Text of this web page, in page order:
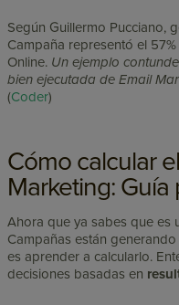
Según Guillermo Pucciano,
Campaña representó el
Online. Un ejemplo
bien ejecutada de Email
(Coder)
Cómo calcular
Marketing: Guía
Ahora que ya sabes que es
Campañas están
es aprender a calcularlo.
decisiones basadas en